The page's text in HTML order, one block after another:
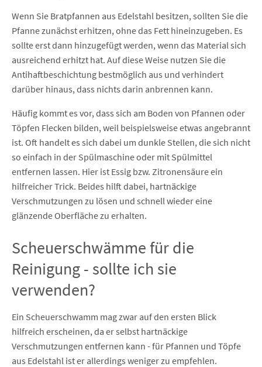
Wenn Sie Bratpfannen aus Edelstahl besitzen, sollten Sie die
Pfanne zunächst erhitzen, ohne das Fett hineinzugeben. Es
sollte erst dann hinzugefügt werden, wenn das Material sich
ausreichend erhitzt hat. Auf diese Weise nutzen Sie die
Antihaftbeschichtung bestmöglich aus und verhindert
darüber hinaus, dass nichts darin anbrennen kann.
Häufig kommt es vor, dass sich am Boden von Pfannen oder
Töpfen Flecken bilden, weil beispielsweise etwas angebrannt
ist. Oft handelt es sich dabei um dunkle Stellen, die sich nicht
so einfach in der Spülmaschine oder mit Spülmittel
entfernen lassen. Hier ist Essig bzw. Zitronensäure ein
hilfreicher Trick. Beides hilft dabei, hartnäckige
Verschmutzungen zu lösen und schnell wieder eine
glänzende Oberfläche zu erhalten.
Scheuerschwämme für die
Reinigung - sollte ich sie
verwenden?
Ein Scheuerschwamm mag zwar auf den ersten Blick
hilfreich erscheinen, da er selbst hartnäckige
Verschmutzungen entfernen kann - für Pfannen und Töpfe
aus Edelstahl ist er allerdings weniger zu empfehlen.